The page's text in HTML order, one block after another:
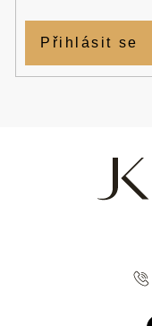
Přihlásit se